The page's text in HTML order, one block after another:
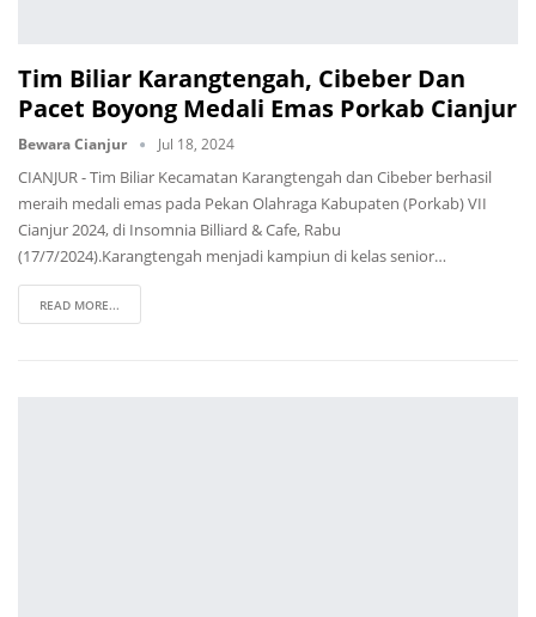
Tim Biliar Karangtengah, Cibeber Dan
Pacet Boyong Medali Emas Porkab Cianjur
Bewara Cianjur Jul 18, 2024
CIANJUR - Tim Biliar Kecamatan Karangtengah dan Cibeber berhasil
meraih medali emas pada Pekan Olahraga Kabupaten (Porkab) VII
Cianjur 2024, di Insomnia Billiard & Cafe, Rabu
(17/7/2024).Karangtengah menjadi kampiun di kelas senior…
READ MORE...